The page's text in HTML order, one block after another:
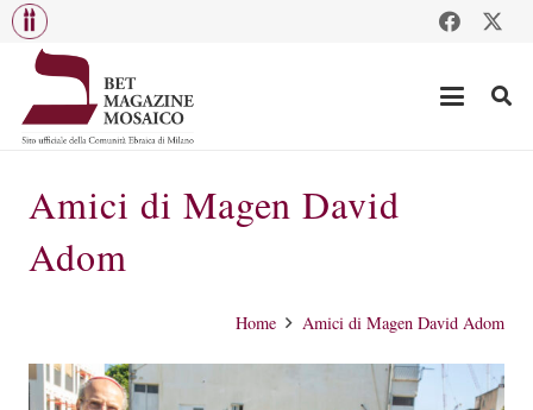
Amici di Magen David
Adom
Home Amici di Magen David Adom